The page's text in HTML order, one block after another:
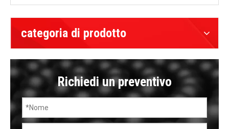
categoria di prodotto
Richiedi un preventivo